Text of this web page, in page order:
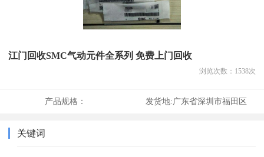
江门回收SMC气动元件全系列 免费上门回收
浏览次数： 1538次
产品规格： 发货地:广东省深圳市福田区
关键词